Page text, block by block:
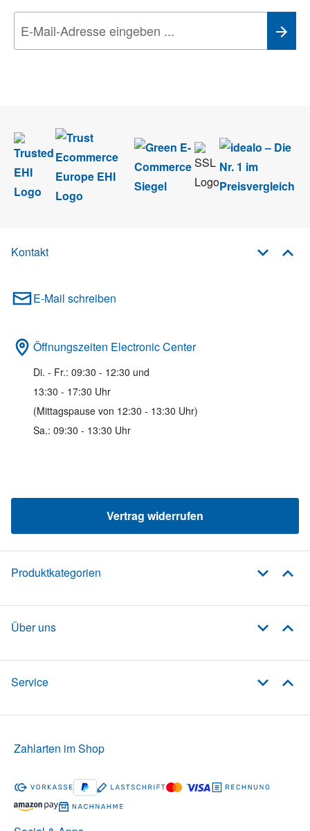
Kontakt
E-Mail schreiben
Öffnungszeiten Electronic Center
Di. - Fr.: 09:30 - 12:30 und
13:30 - 17:30 Uhr
(Mittagspause von 12:30 - 13:30 Uhr)
Sa.: 09:30 - 13:30 Uhr
Vertrag widerrufen
Produktkategorien
Über uns
Service
Zahlarten im Shop